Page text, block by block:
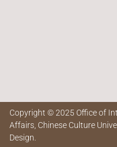
Copyright © 2025 Office of
Affairs, Chinese Culture
Design.